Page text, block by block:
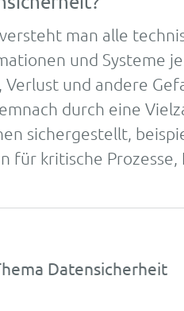
man alle
und Systeme
und andere
durch eine
sichergestellt,
für kritische Prozesse,
Datensicherheit